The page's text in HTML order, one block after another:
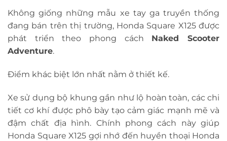
Không giống những mẫu xe tay ga truyền thống
đang bán trên thị trường, Honda Square X125 được
phát triển theo phong cách Naked Scooter
Adventure.
Điểm khác biệt lớn nhất nằm ở thiết kế.
Xe sử dụng bộ khung gần như lộ hoàn toàn, các chi
tiết cơ khí được phô bày tạo cảm giác mạnh mẽ và
đậm chất địa hình. Chính phong cách này giúp
Honda Square X125 gợi nhớ đến huyền thoại Honda